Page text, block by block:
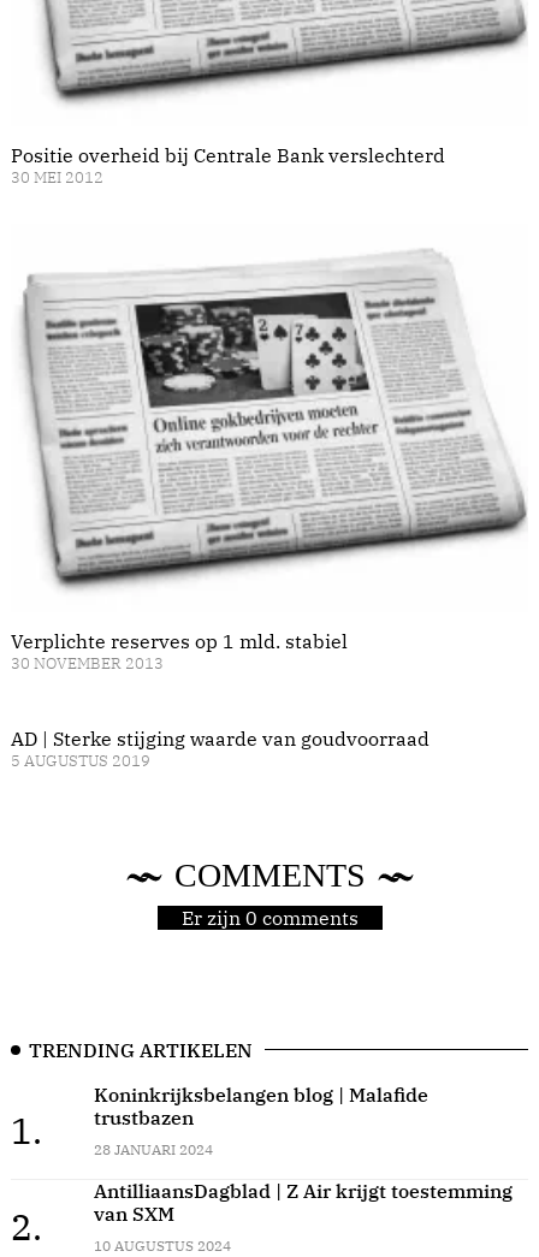
Positie overheid bij Centrale Bank verslechterd
30 MEI 2012
Verplichte reserves op 1 mld. stabiel
30 NOVEMBER 2013
AD | Sterke stijging waarde van goudvoorraad
5 AUGUSTUS 2019
COMMENTS
Er zijn 0 comments
TRENDING ARTIKELEN
1.
Koninkrijksbelangen blog | Malafide
trustbazen
28 JANUARI 2024
2.
AntilliaansDagblad | Z Air krijgt toestemming
van SXM
10 AUGUSTUS 2024